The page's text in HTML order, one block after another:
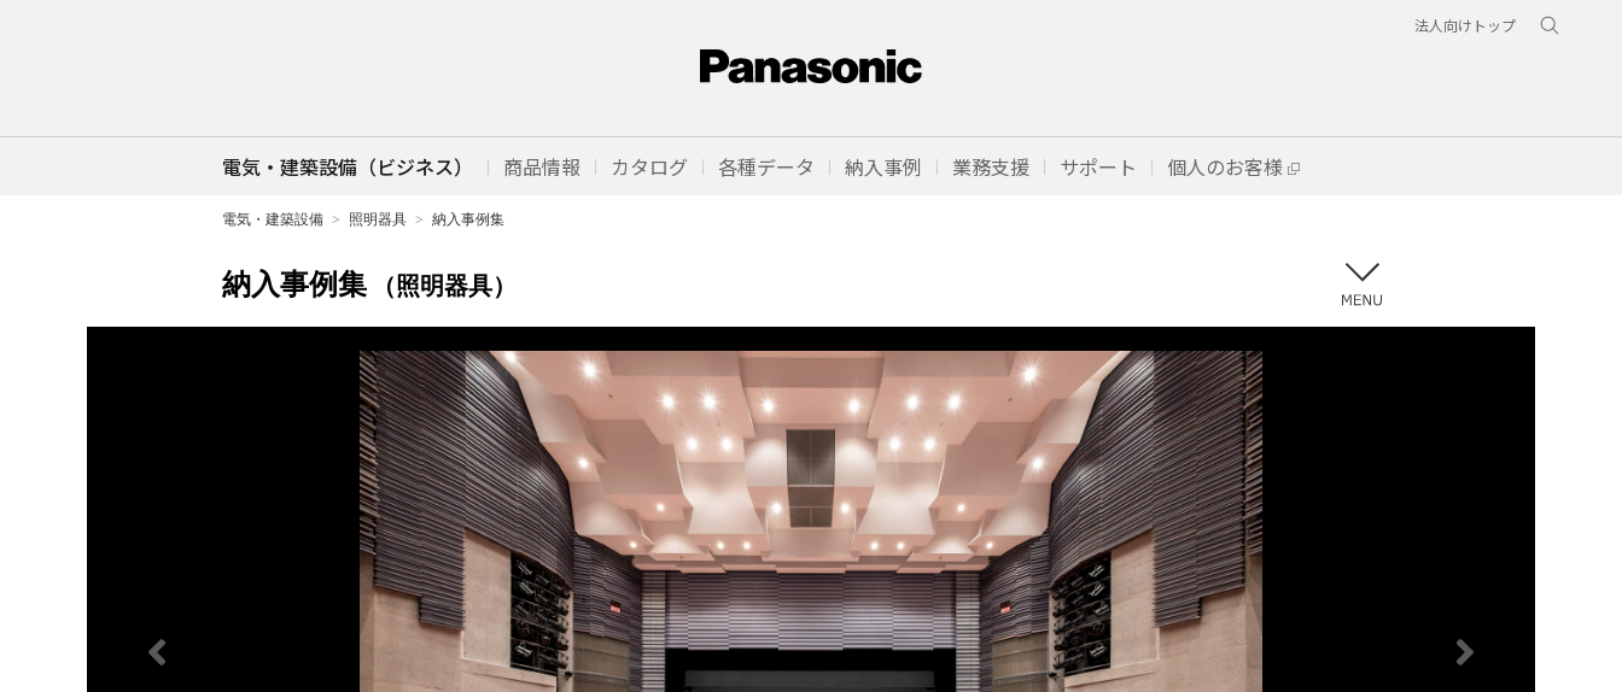
法人向けトップ
電気・建築設備（ビジネス） 商品情報 カタログ 各種データ 納入事例 業務支援 サポート 個人のお客様
電気・建築設備 照明器具 納入事例集
納入事例集 （照明器具）